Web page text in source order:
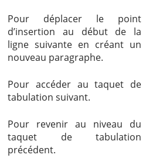
Pour déplacer le point
d’insertion au début de la
ligne suivante en créant un
nouveau paragraphe.
Pour accéder au taquet de
tabulation suivant.
Pour revenir au niveau du
taquet de tabulation
précédent.